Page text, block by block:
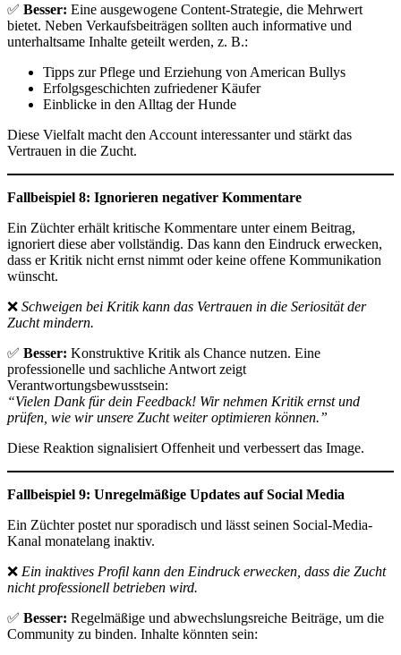
✅ Besser: Eine ausgewogene Content-Strategie, die Mehrwert
bietet. Neben Verkaufsbeiträgen sollten auch informative und
unterhaltsame Inhalte geteilt werden, z. B.:
Tipps zur Pflege und Erziehung von American Bullys
Erfolgsgeschichten zufriedener Käufer
Einblicke in den Alltag der Hunde
Diese Vielfalt macht den Account interessanter und stärkt das
Vertrauen in die Zucht.
Fallbeispiel 8: Ignorieren negativer Kommentare
Ein Züchter erhält kritische Kommentare unter einem Beitrag,
ignoriert diese aber vollständig. Das kann den Eindruck erwecken,
dass er Kritik nicht ernst nimmt oder keine offene Kommunikation
wünscht.
❌ Schweigen bei Kritik kann das Vertrauen in die Seriosität der
Zucht mindern.
✅ Besser: Konstruktive Kritik als Chance nutzen. Eine
professionelle und sachliche Antwort zeigt
Verantwortungsbewusstsein:
“Vielen Dank für dein Feedback! Wir nehmen Kritik ernst und
prüfen, wie wir unsere Zucht weiter optimieren können.”
Diese Reaktion signalisiert Offenheit und verbessert das Image.
Fallbeispiel 9: Unregelmäßige Updates auf Social Media
Ein Züchter postet nur sporadisch und lässt seinen Social-Media-
Kanal monatelang inaktiv.
❌ Ein inaktives Profil kann den Eindruck erwecken, dass die Zucht
nicht professionell betrieben wird.
✅ Besser: Regelmäßige und abwechslungsreiche Beiträge, um die
Community zu binden. Inhalte könnten sein: